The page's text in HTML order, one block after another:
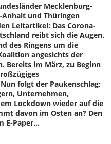
Mecklenburg-
Anhalt und Thüringen
Leitartikel: Das Corona-
reibt sich die Augen.
des Ringens um die
angesichts der
Bereits im März, zu Beginn
folgt der Paukenschlag:
Unternehmen,
Lockdown wieder auf die
davon im Osten an? Den
E-Paper...